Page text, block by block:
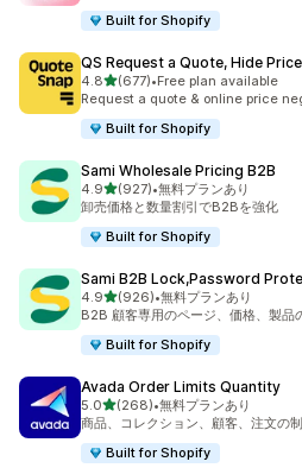
Built for Shopify
QS Request a Quote, Hide Price
4.85つ星中
(677)
合計レビュー数：677件
•Free plan available
Request a quote & online price
Built for Shopify
Sami Wholesale Pricing B2B
4.95つ星中
(927)
合計レビュー数：927件
•無料プランあり
卸売価格と数量割引でB2Bを強化
Built for Shopify
Sami B2B Lock,Password
4.95つ星中
(926)
合計レビュー数：926件
•無料プランあり
B2B 顧客専用のページ、価格、製品
Built for Shopify
Avada Order Limits Quantity
5.05つ星中
(268)
合計レビュー数：268件
•無料プランあり
商品、コレクション、顧客、注文の
Built for Shopify